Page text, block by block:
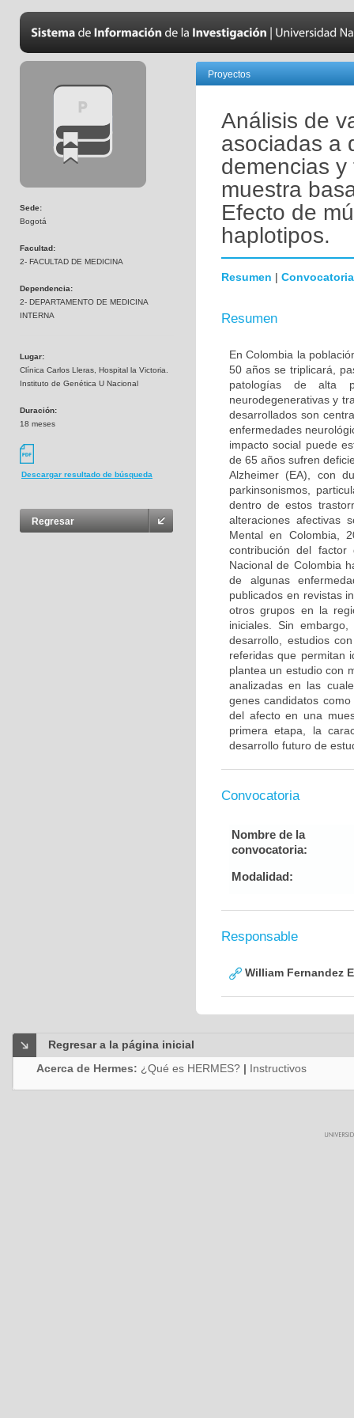
Sede:
Bogotá
Facultad:
2- FACULTAD DE MEDICINA
Dependencia:
2- DEPARTAMENTO DE MEDICINA
INTERNA
Lugar:
Clínica Carlos Lleras, Hospital la Victoria.
Instituto de Genética U Nacional
Duración:
18 meses
Descargar resultado de búsqueda
Regresar
Proyectos
Análisis de
asociadas a
demencias
muestra
Efecto de
haplotipos.
Resumen | Convocatoria
Resumen
En Colombia la
50 años se triplicará,
patologías de alta
neurodegenerativas y
desarrollados son
enfermedades
impacto social puede
de 65 años sufren
Alzheimer (EA), con
parkinsonismos,
dentro de estos
alteraciones afectivas
Mental en Colombia,
contribución del
Nacional de Colombia
de algunas
publicados en revistas
otros grupos en la
iniciales. Sin
desarrollo, estudios
referidas que permitan
plantea un estudio con
analizadas en las
genes candidatos
del afecto en una
primera etapa, la
desarrollo futuro de
Convocatoria
Nombre de la
convocatoria:
Modalidad:
Responsable
William Fernandez
Regresar a la página inicial
Acerca de Hermes: ¿Qué es HERMES? | Instructivos